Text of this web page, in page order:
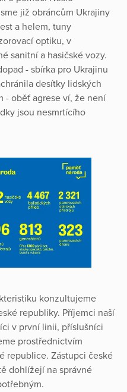
již obráncům Ukrajiny
a helem, tuny
optiku, v
sanitní a hasičské vozy.
- sbírka pro Ukrajinu
desítky lidských
- oběť agrese ví, že není
jsou nesmrtícího
konzultujeme
republiky. Příjemci naší
v první linii, příslušníci
prostřednictvím
republice. Zástupci české
dohlížejí na správné